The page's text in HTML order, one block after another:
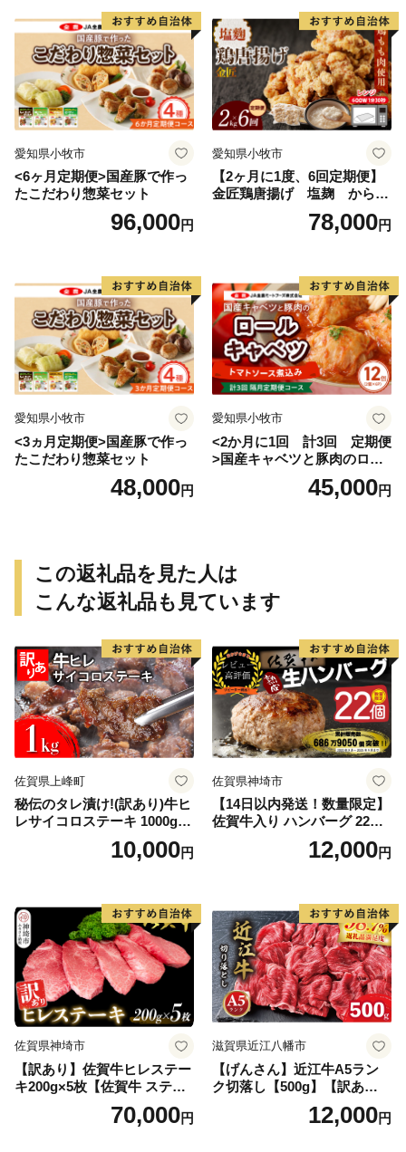
愛知県小牧市
<6ヶ月定期便>国産豚で作っ
たこだわり惣菜セット
96,000円
愛知県小牧市
【2ヶ月に1度、6回定期便】
金匠鶏唐揚げ 塩麹 からあ
78,000円
愛知県小牧市
<3ヵ月定期便>国産豚で作っ
たこだわり惣菜セット
48,000円
愛知県小牧市
<2か月に1回 計3回 定期便
>国産キャベツと豚肉のロー
ルキャベツ（6P入り）
45,000円
この返礼品を見た人は
こんな返礼品も見ています
佐賀県上峰町
秘伝のタレ漬け!(訳あり)牛ヒ
レサイコロステーキ 1000g
10,000円
佐賀県神埼市
【14日以内発送！数量限定】
佐賀牛入り ハンバーグ 22個
2.6kg(120g×22個)【佐賀牛
黒毛和牛 ブランド牛 九州 ハ
気】(H083106)
12,000円
佐賀県神埼市
【訳あり】佐賀牛ヒレステー
キ200g×5枚【佐賀牛 ステー
キ ブランド肉 ヒレ肉 フィレ
肉 ジューシー ヘルシー】(H0
70,000円
滋賀県近江八幡市
【げんさん】近江牛A5ラン
ク切落し【500g】【訳あり】
12,000円